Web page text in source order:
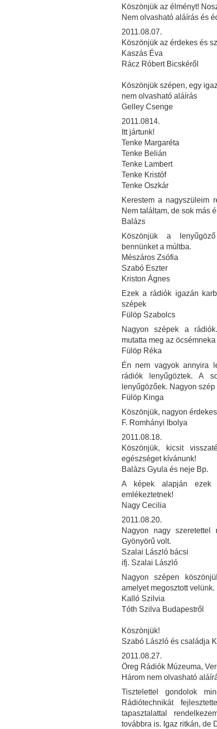
Köszönjük az élményt!
Nem olvasható aláírás és
2011.08.07.
Köszönjük az érdekes és
Kaszás Éva
Rácz Róbert Bicskéről
Köszönjük szépen, egy
nem olvasható aláírás
Gelley Csenge
2011.0814.
Itt jártunk!
Tenke Margaréta
Tenke Belián
Tenke Lambert
Tenke Kristóf
Tenke Oszkár
Kerestem a nagyszüleim
Nem találtam, de sok más
Balázs
Köszönjük a
bennünket a múltba.
Mészáros Zsófia
Szabó Eszter
Kriston Ágnes
Ezek a rádiók igazán
szépek
Fülöp Szabolcs
Nagyon szépek a
mutatta meg az
Fülöp Réka
Én nem vagyok annyira
rádiók lenyűgöztek. A
lenyűgözőek. Nagyon
Fülöp Kinga
Köszönjük, nagyon
F. Romhányi Ibolya
2011.08.18.
Köszönjük, kicsit
egészséget kívánunk!
Balázs Gyula és neje Bp.
A képek alapján
emlékeztetnek!
Nagy Cecilia
2011.08.20.
Nagyon nagy
Gyönyörű volt.
Szalai László bácsi
ifj. Szalai László
Nagyon szépen
amelyet megosztott velünk.
Kalló Szilvia
Tóth Szilva Budapestről
Köszönjük!
Szabó László és családja
2011.08.27.
Öreg Rádiók Múzeuma,
Három nem olvasható
Tisztelettel gondolok
Rádiótechnikát
tapasztalattal
továbbra is. Igaz ritkán, de